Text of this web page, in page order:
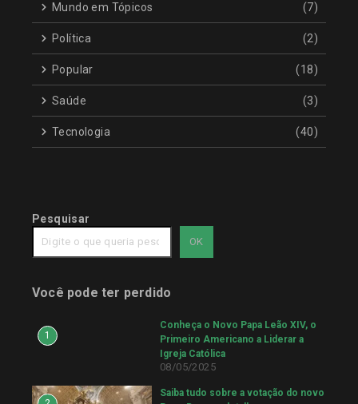
Mundo em Tópicos (7)
Política (2)
Popular (18)
Saúde (3)
Tecnologia (40)
Pesquisar
OK
Você pode ter perdido
1
Conheça o Novo Papa Leão XIV, o
Primeiro Americano a Liderar a
Igreja Católica
08/05/2025
Saiba tudo sobre a votação do novo